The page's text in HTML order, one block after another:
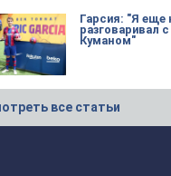
Гарсия: "Я еще
разговаривал с
Куманом"
все статьи